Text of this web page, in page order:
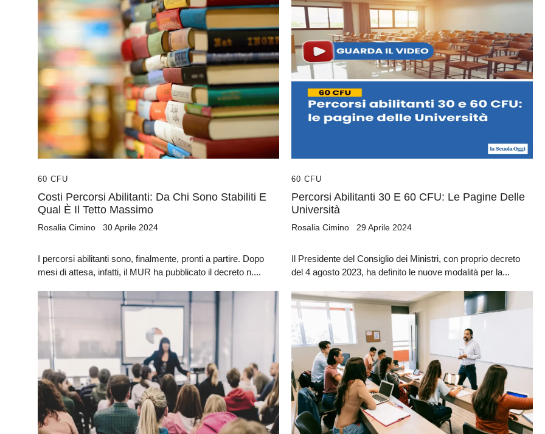
60 CFU
Costi Percorsi Abilitanti: Da Chi Sono Stabiliti E
Qual È Il Tetto Massimo
Rosalia Cimino 30 Aprile 2024
I percorsi abilitanti sono, finalmente, pronti a partire. Dopo
mesi di attesa, infatti, il MUR ha pubblicato il decreto n....
60 CFU
Percorsi Abilitanti 30 E 60 CFU: Le Pagine Delle
Università
Rosalia Cimino 29 Aprile 2024
Il Presidente del Consiglio dei Ministri, con proprio decreto
del 4 agosto 2023, ha definito le nuove modalità per la...
La nuova classificazione CCNL 2019-2021 (4 aree, nuovi profili)
✓ La CIAD: cos'è, chi la deve avere, come ottenerla
✓
I titoli che fanno punteggio (OSA, ASACOM, Segretario Coord.,
Dattilografia)